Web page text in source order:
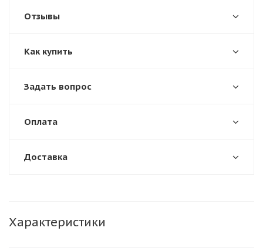
Отзывы
Как купить
Задать вопрос
Оплата
Доставка
Характеристики